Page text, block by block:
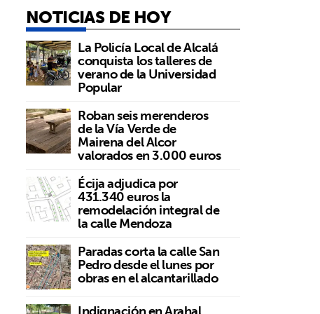
NOTICIAS DE HOY
La Policía Local de Alcalá
conquista los talleres de
verano de la Universidad
Popular
Roban seis merenderos
de la Vía Verde de
Mairena del Alcor
valorados en 3.000 euros
Écija adjudica por
431.340 euros la
remodelación integral de
la calle Mendoza
Paradas corta la calle San
Pedro desde el lunes por
obras en el alcantarillado